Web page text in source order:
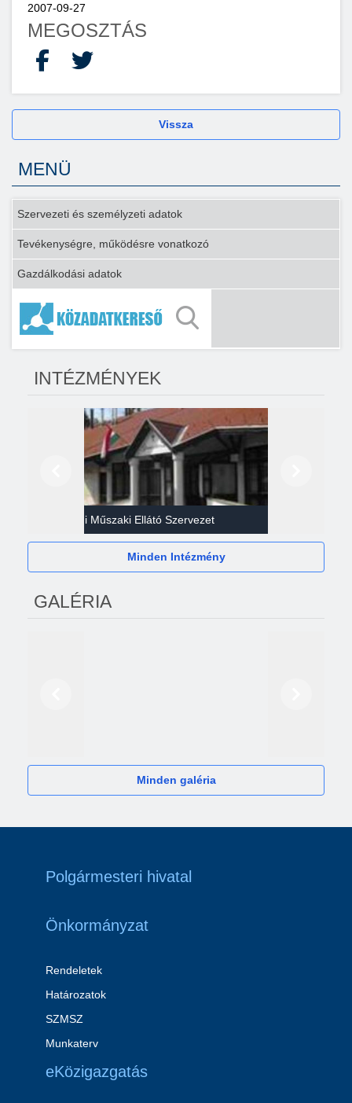
2007-09-27
MEGOSZTÁS
Facebook
X
Vissza
MENÜ
Szervezeti és személyzeti adatok
Tevékenységre, működésre vonatkozó
Gazdálkodási adatok
INTÉZMÉNYEK
Gazdasági Műszaki Ellátó Szervezet
Minden Intézmény
GALÉRIA
Minden galéria
Polgármesteri hivatal
Önkormányzat
Rendeletek
Határozatok
SZMSZ
Munkaterv
eKözigazgatás